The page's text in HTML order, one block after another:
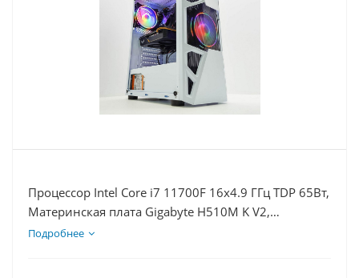
Процессор Intel Core i7 11700F 16x4.9 ГГц TDP 65Вт,
Материнская плата Gigabyte H510M K V2,
Видеокарта RTX 3060 8Гб, Память DDR4 64Gb,
Подробнее